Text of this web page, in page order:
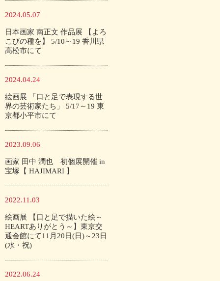
2024.05.07
日本画家 南正文 作品展 【よろ
こびの種を】 5/10～19 香川県
高松市にて
2024.04.24
絵画展 「口と足で表現する世
界の芸術家たち」 5/17～19 東
京都小平市にて
2023.09.06
画家 田中 潤也 初個展開催 in
宝塚【 HAJIMARI 】
2022.11.03
絵画展 【口と足で描いた絵～
HEARTありがとう～】東京交
通会館にて11月20日(日)～23日
(水・祝)
2022.06.24